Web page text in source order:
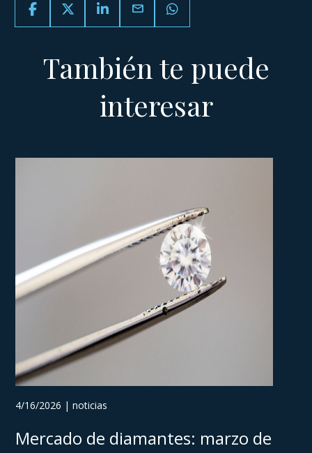
email
También te puede
interesar
4/16/2026 | noticias
Mercado de diamantes: marzo de